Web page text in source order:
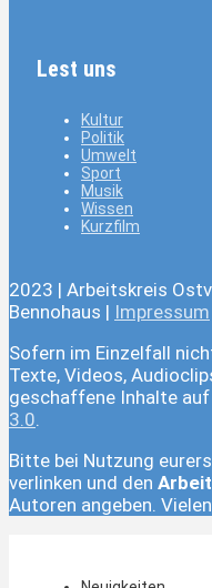
Lest uns
Kultur
Politik
Umwelt
Sport
Musik
Wissen
Kurzfilm
2023 | Arbeitskreis
Bennohaus | Impressum
Sofern im Einzelfall
Texte, Videos,
geschaffene Inhalte
3.0.
Bitte bei Nutzung
verlinken und den
Autoren angeben.